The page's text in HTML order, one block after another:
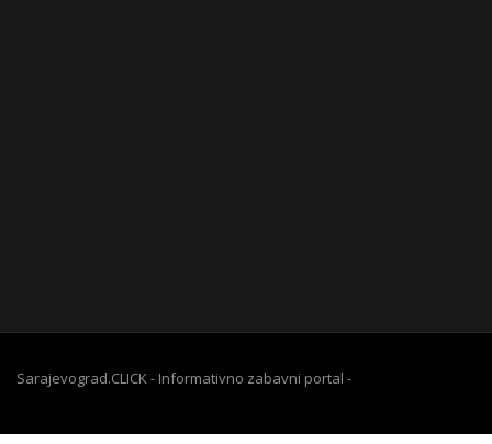
Sarajevograd.CLICK - Informativno zabavni portal -